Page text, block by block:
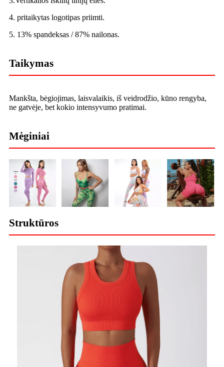
4. pritaikytas logotipas priimti.
5. 13% spandeksas / 87% nailonas.
Taikymas
Mankšta, bėgiojimas, laisvalaikis, iš veidrodžio, kūno rengyba,
ne gatvėje, bet kokio intensyvumo pratimai.
Mėginiai
Struktūros